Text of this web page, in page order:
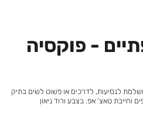
- פוקסיה
לנסיעות, לדרכים או פשוט לשים בתיק
טאצ’ אפ. בצבע ורוד ניאון